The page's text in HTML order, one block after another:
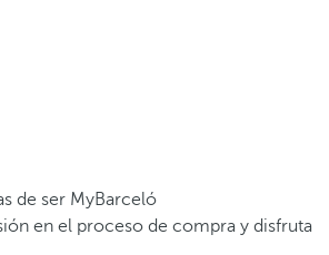
de ser MyBarceló
en el proceso de compra y disfruta